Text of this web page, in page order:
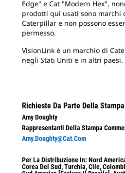
Edge" e Cat "Modern Hex",
prodotti qui usati sono marchi
Caterpillar e non possono
permesso.
VisionLink è un marchio di
negli Stati Uniti e in altri paesi.
Richieste Da Parte Della
Amy Doughty
Rappresentanti Della Stampa
Amy.Doughty@cat.com
Per La Distribuzione In: Nord
Corea Del Sud, Turchia, Cile,